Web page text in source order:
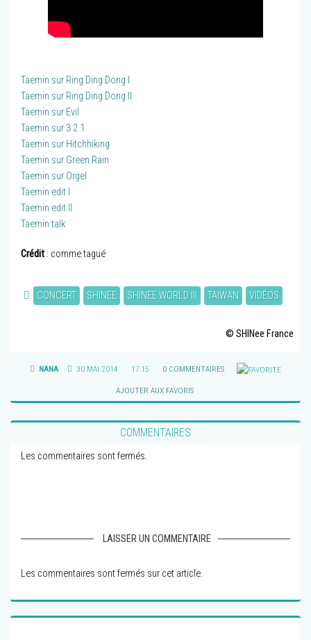
Taemin sur Ring Ding Dong I
Taemin sur Ring Ding Dong II
Taemin sur Evil
Taemin sur 3 2 1
Taemin sur Hitchhiking
Taemin sur Green Rain
Taemin sur Orgel
Taemin edit I
Taemin edit II
Taemin talk
Crédit : comme tagué
CONCERT SHINEE SHINEE WORLD III TAIWAN VIDÉOS
© SHINee France
NANA 30 MAI 2014 17:15 0 COMMENTAIRES
AJOUTER AUX FAVORIS
COMMENTAIRES
Les commentaires sont fermés.
LAISSER UN COMMENTAIRE
Les commentaires sont fermés sur cet article.